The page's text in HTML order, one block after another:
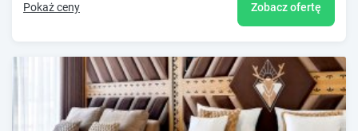
Pokaż ceny Zobacz ofertę